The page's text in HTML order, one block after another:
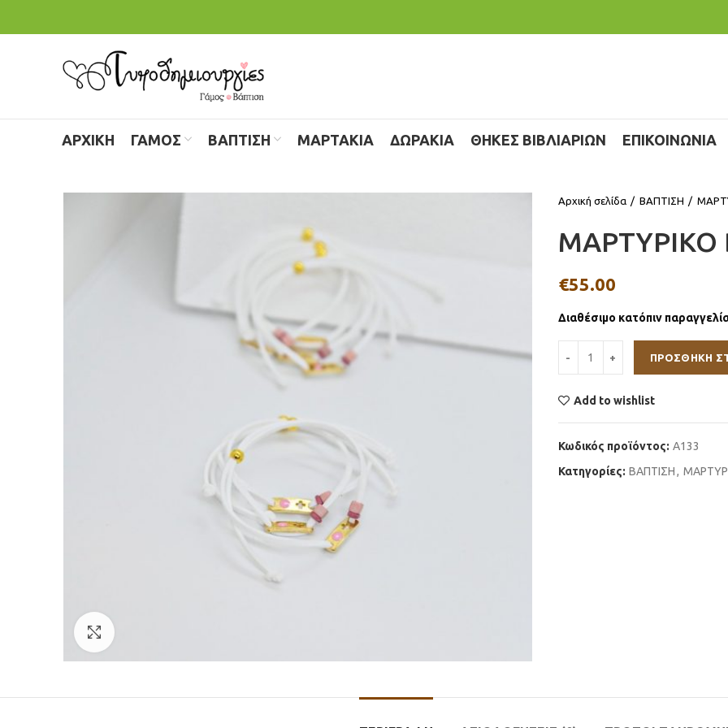
ΑΡΧΙΚΗ ΓΑΜΟΣ ΒΑΠΤΙΣΗ ΜΑΡΤΑΚΙΑ ΔΩΡΑΚΙΑ ΘΗΚΕΣ ΒΙΒΛΙΑΡΙΩΝ ΕΠΙΚΟΙΝΩΝΙΑ
Αρχική σελίδα ΒΑΠΤΙΣΗ
€55.00
Διαθέσιμο κατόπιν
ΠΡΟΣΘΉΚΗ
Add to wishlist
Κωδικός προϊόντος: Α133
Κατηγορίες: ΒΑΠΤΙΣΗ,